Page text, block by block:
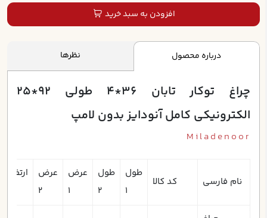
افزودن به سبد خرید
درباره محصول نظرها
چراغ توکار تابان 36*4 طولي 92*25
الکترونيکي کامل آنودايز بدون لامپ
Miladenoor
نام فارسی کد کالا
طول
طول
2
عرض
عرض
2
ارتفاع